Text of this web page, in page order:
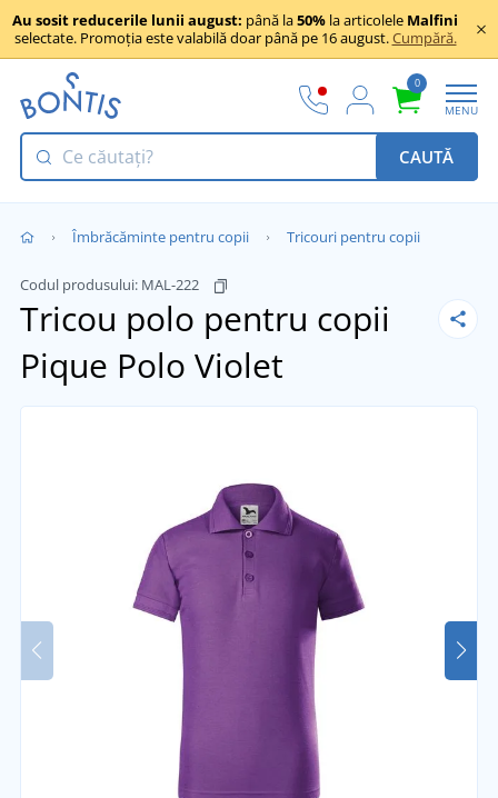
Au sosit reducerile lunii august: până la50% la articolele Malfini
selectate. Promoția este valabilă doar până pe 16 august.Cumpără.
0
MENU
CAUTĂ
Îmbrăcăminte pentru copii Tricouri pentru copii
Codul produsului: MAL-222
Tricou polo pentru copii
Pique Polo Violet